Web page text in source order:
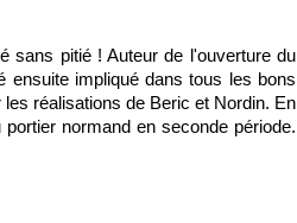
sans pitié ! Auteur de l'ouverture du
ensuite impliqué dans tous les bons
réalisations de Beric et Nordin. En
normand en seconde période.